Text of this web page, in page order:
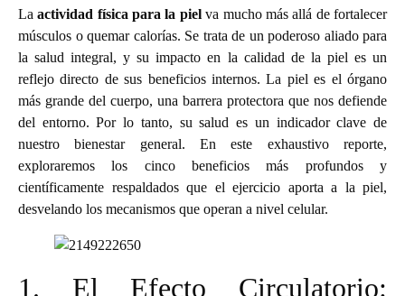
Laactividad física para la pielva mucho más allá de fortalecer
músculos o quemar calorías. Se trata de un poderoso aliado para
la salud integral, y su impacto en la calidad de la piel es un
reflejo directo de sus beneficios internos. La piel es el órgano
más grande del cuerpo, una barrera protectora que nos defiende
del entorno. Por lo tanto, su salud es un indicador clave de
nuestro bienestar general. En este exhaustivo reporte,
exploraremos los cinco beneficios más profundos y
científicamente respaldados que el ejercicio aporta a la piel,
desvelando los mecanismos que operan a nivel celular.
1. El Efecto Circulatorio: